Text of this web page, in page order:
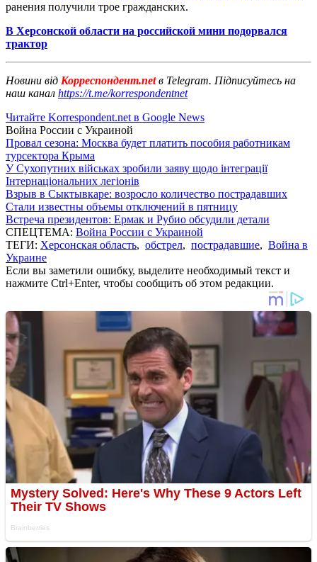
ранения получили трое гражданских.
В Херсонской области на российской мини подорвался
трактор
Новини від Корреспондент.netв Telegram. Підписуйтесь на
наш канал https://t.me/korrespondentnet
Читайте Korrespondent.net в Google News
Война России с Украиной
Провал сезона: Москва будет платить пособия работникам
турсектора Крыма
У Сухопутних військах зробили заяву щодо інтеграції
Інтернаціональних легіонів
Взрыв в Сыктывкаре: возросло количество пострадавших
Стали известны объемы отключений в пятницу
Встреча президентов: Ермак и Рубио обсудили детали
СПЕЦТЕМА: Война России с Украиной
ТЕГИ: Херсонская область, обстрел, пострадавшие, Война в
Украине
Если вы заметили ошибку, выделите необходимый текст и
нажмите Ctrl+Enter, чтобы сообщить об этом редакции.